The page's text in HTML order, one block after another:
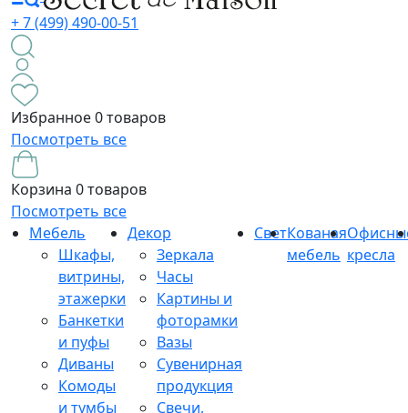
+ 7 (499) 490-00-51
Избранное0 товаров
Посмотреть все
Корзина 0 товаров
Посмотреть все
Мебель
Шкафы,
витрины,
этажерки
Банкетки
и пуфы
Диваны
Комоды
и тумбы
Декор
Зеркала
Часы
Картины и
фоторамки
Вазы
Сувенирная
продукция
Свечи,
СветКованая
мебель кресла